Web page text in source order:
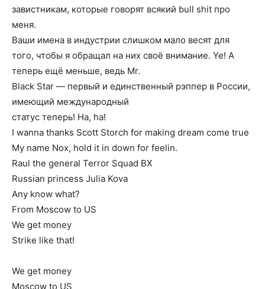
завистникам, которые говорят всякий bull shit про
меня.
Ваши имена в индустрии слишком мало весят для
того, чтобы я обращал на них своё внимание. Ye! А
теперь ещё меньше, ведь Mr.
Black Star — первый и единственный рэппер в России,
имеющий международный
статус теперь! Ha, ha!
I wanna thanks Scott Storch for making dream come true
My name Nox, hold it in down for feelin.
Raul the general Terror Squad BX
Russian princess Julia Kova
Any know what?
From Moscow to US
We get money
Strike like that!
We get money
Moscow to US